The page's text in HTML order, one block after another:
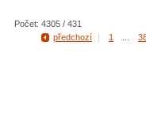
Počet: 4305 / 431
předchozí
| 1